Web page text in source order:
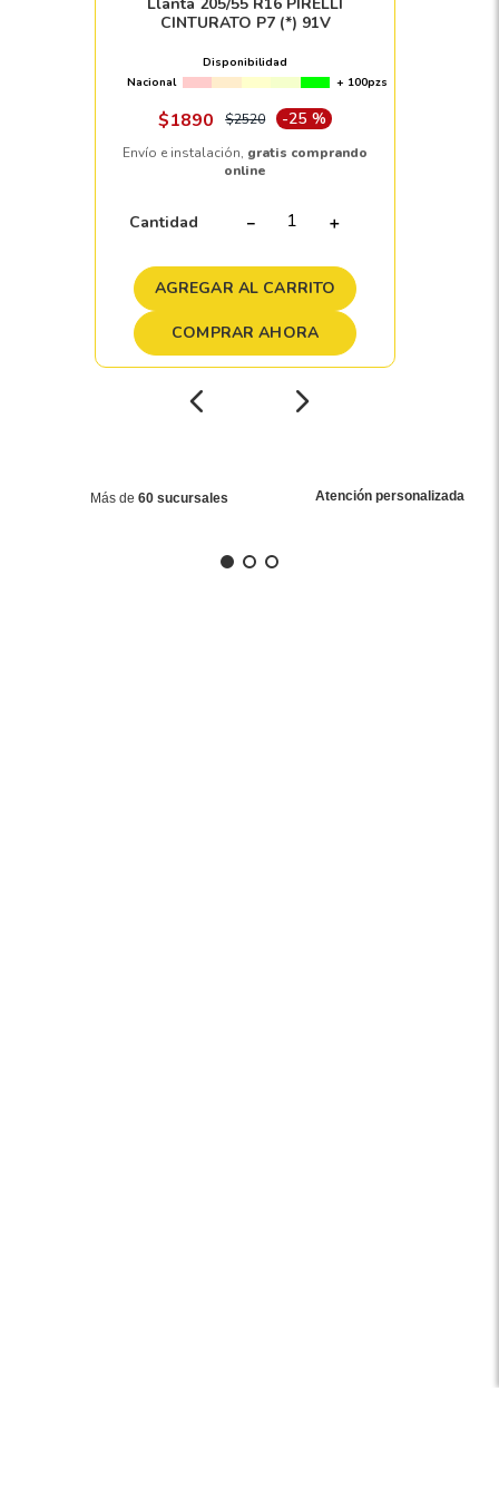
CINTURATO P7 (*) 91V
Disponibilidad
Nacional
+ 100pzs
$1890 $2520 -25 %
Envío e instalación, gratis comprando
online
Cantidad ＋
－
AGREGAR AL CARRITO
COMPRAR AHORA
Más de 60 sucursales Atención personalizada